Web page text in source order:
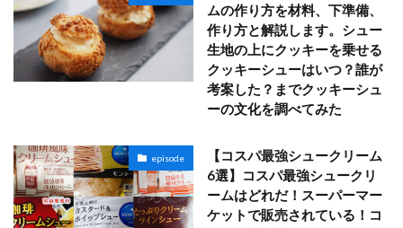
ムの作り方を材料、下準備、
作り方と解説します。シュー
生地の上にクッキーを乗せる
クッキーシューはいつ？誰が
考案した？までクッキーシュ
ーの文化を調べてみた
episode
【コスパ最強シュークリーム
6選】コスパ最強シュークリ
ームはどれだ！スーパーマー
ケットで販売されている！コ